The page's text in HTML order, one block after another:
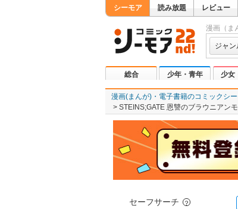
シーモア 読み放題 レビュー
漫画（ま
ジャ
総合 少年・青年 少女
漫画(まんが)・電子書籍のコミックシ
STEINS;GATE 恩讐のブラウニアン
セーフサーチ ？